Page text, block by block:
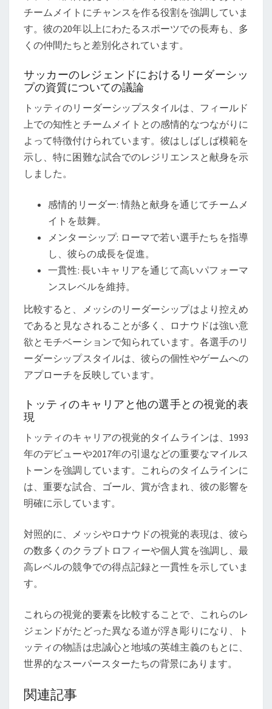
チームメイトにチャンスを作る役割を強調していま
す。彼の20年以上にわたるスポーツでの長寿も、多
くの仲間たちと差別化されています。
サッカーのレジェンドにおけるリーダーシッ
プの資質についての議論
トッティのリーダーシップスタイルは、フィールド
上での知性とチームメイトとの感情的なつながりに
よって特徴付けられています。彼はしばしば模範を
示し、特に困難な試合でのレジリエンスと献身を示
しました。
感情的リーダー: 情熱と献身を通じてチームメ
イトを鼓舞。
メンターシップ: ローマで若い選手たちを指導
し、彼らの成長を促進。
一貫性: 長いキャリアを通じて高いパフォーマ
ンスレベルを維持。
比較すると、メッシのリーダーシップはより控えめ
であると見なされることが多く、ロナウドは強い意
欲とモチベーションで知られています。各選手のリ
ーダーシップスタイルは、彼らの個性やゲームへの
アプローチを反映しています。
トッティのキャリアと他の選手との視覚的表
現
トッティのキャリアの視覚的タイムラインは、1993
年のデビューや2017年の引退などの重要なマイルス
トーンを強調しています。これらのタイムラインに
は、重要な試合、ゴール、賞が含まれ、彼の影響を
明確に示しています。
対照的に、メッシやロナウドの視覚的表現は、彼ら
の数多くのクラブトロフィーや個人賞を強調し、最
高レベルの競争での得点記録と一貫性を示していま
す。
これらの視覚的要素を比較することで、これらのレ
ジェンドがたどった異なる道が浮き彫りになり、ト
ッティの物語は忠誠心と地域の英雄主義のもとに、
世界的なスーパースターたちの背景にあります。
関連記事